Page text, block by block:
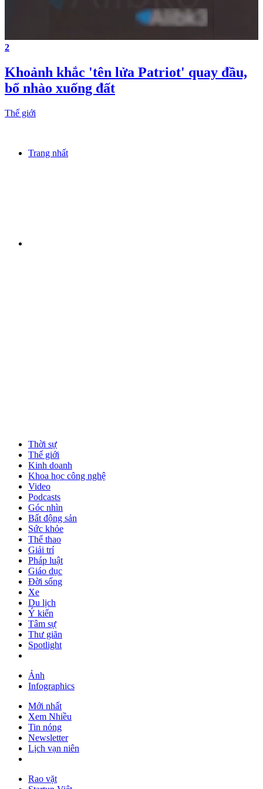
2
Khoảnh khắc 'tên lửa Patriot' quay đầu,
bổ nhào xuống đất
Thế giới
Trang nhất
Thời sự
Thế giới
Kinh doanh
Khoa học công nghệ
Video
Podcasts
Góc nhìn
Bất động sản
Sức khỏe
Thể thao
Giải trí
Pháp luật
Giáo dục
Đời sống
Xe
Du lịch
Ý kiến
Tâm sự
Thư giãn
Spotlight
Ảnh
Infographics
Mới nhất
Xem Nhiều
Tin nóng
Newsletter
Lịch vạn niên
Rao vặt